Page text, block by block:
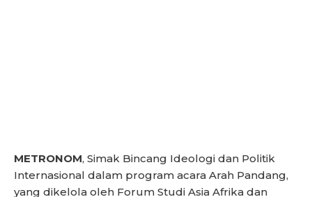
METRONOM, Simak Bincang Ideologi dan Politik
Internasional dalam program acara Arah Pandang,
yang dikelola oleh Forum Studi Asia Afrika dan